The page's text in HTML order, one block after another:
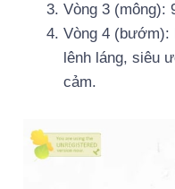
Vòng 3 (mông):
Vòng 4 (bướm):
lênh láng, siêu
cảm.